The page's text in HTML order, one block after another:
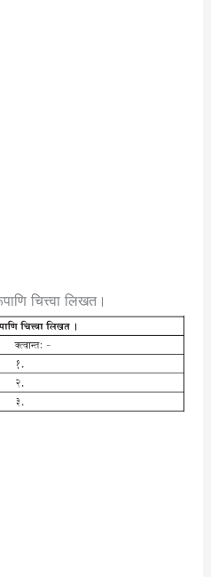
चित्त्वा लिखत।